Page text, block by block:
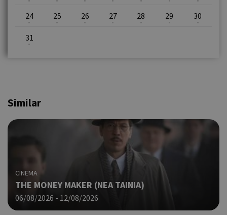
24 25 26 27 28 29 30
31
Similar
CINEMA
THE MONEY MAKER (ΝΕΑ ΤΑΙΝΙΑ)
06/08/2026 - 12/08/2026